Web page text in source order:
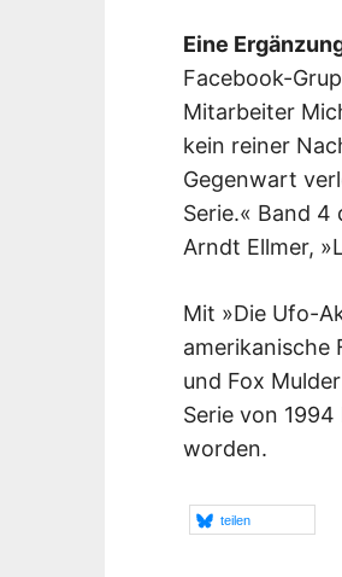
Eine
Facebook-
Mitarbeiter
kein reiner
Gegenwart
Serie.« Band 4
Arndt Ellmer,
Mit »Die Ufo-
amerikanische
und Fox
Serie von
worden.
teilen